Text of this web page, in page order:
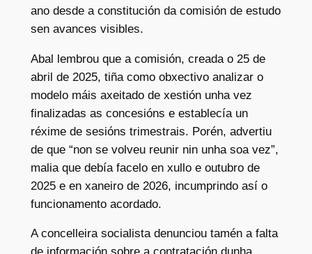
ano desde a constitución da comisión de estudo
sen avances visibles.
Abal lembrou que a comisión, creada o 25 de
abril de 2025, tiña como obxectivo analizar o
modelo máis axeitado de xestión unha vez
finalizadas as concesións e establecía un
réxime de sesións trimestrais. Porén, advertiu
de que “non se volveu reunir nin unha soa vez”,
malia que debía facelo en xullo e outubro de
2025 e en xaneiro de 2026, incumprindo así o
funcionamento acordado.
A concelleira socialista denunciou tamén a falta